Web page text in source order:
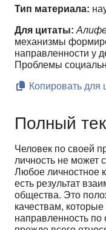
Тип материала:
Для цитаты:
механизмы
направленности у
Проблемы
Копировать для
Полный
Человек по своей
личность не может
Любое личностное
есть результат
общества. Это
качествам,
направленность